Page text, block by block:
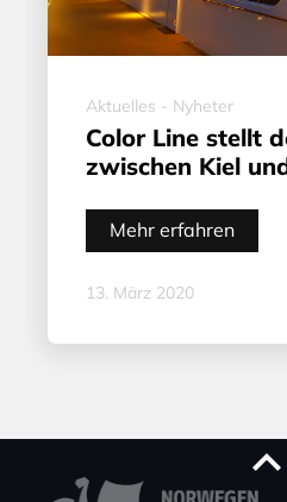
Aktuelles - Nyheter
Color Line stellt
zwischen Kiel
Mehr erfahren
13. März 2020